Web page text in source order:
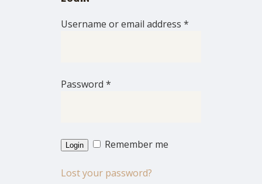
Username or email address *
Password *
Login Remember me
Lost your password?